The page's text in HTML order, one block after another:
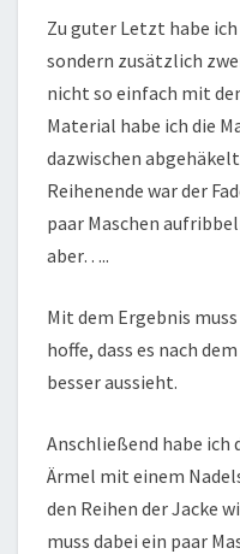
Zu guter Letzt habe
sondern zusätzlich
nicht so einfach mit
Material habe ich die
dazwischen
Reihenende war der
paar Maschen
aber…..
Mit dem Ergebnis
hoffe, dass es nach
besser aussieht.
Anschließend habe ich
Ärmel mit einem
den Reihen der Jacke
muss dabei ein paar